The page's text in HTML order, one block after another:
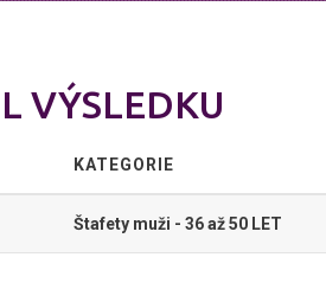
VÝSLEDKU
KATEGORIE
Štafety muži - 36 až 50 LET